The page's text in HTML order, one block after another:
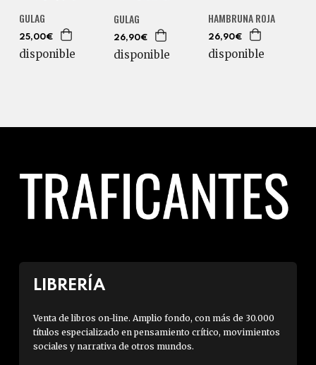
GULAG
25,00€
disponible
GULAG
26,90€
disponible
HAMBRUNA ROJA
26,90€
disponible
LIBRERÍA
Venta de libros on-line. Amplio fondo, con más de 30.000
títulos especializado en pensamiento crítico, movimientos
sociales y narrativa de otros mundos.